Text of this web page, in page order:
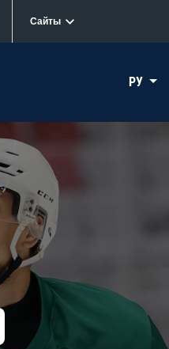
Сайты
РУ